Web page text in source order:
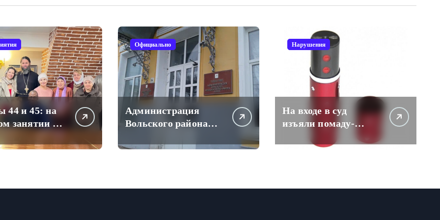
44 и 45: на
занятии в
Официально
Администрация
Вольского района
отечественный
коммуникаций
Нарушения
На входе в суд
изъяли помаду-
электрошокер. Даме
пришлось